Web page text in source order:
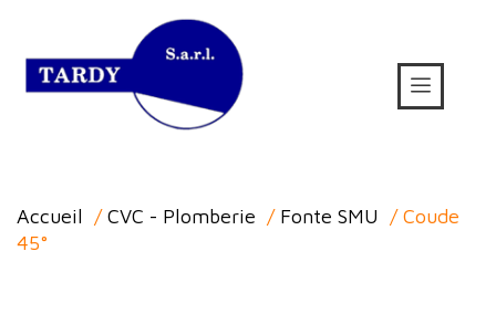
Accueil /CVC - Plomberie / Fonte SMU
/ Coude
45°